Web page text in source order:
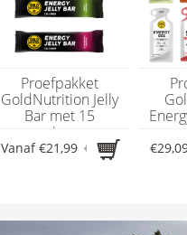
Proefpakket
GoldNutrition Jelly
Bar met 15
energierepen
Vanaf€21,99 €25,21